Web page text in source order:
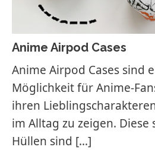
Anime Airpod Cases
Anime Airpod Cases sind
Möglichkeit für Anime-
ihren
im Alltag zu zeigen. Diese
Hüllen sind […]